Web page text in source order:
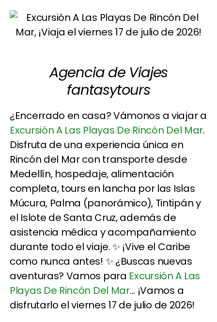
Agencia de Viajes
fantasytours
¿Encerrado en casa? Vámonos a viajar a
Excursión A Las Playas De Rincón Del Mar.
Disfruta de una experiencia única en
Rincón del Mar con transporte desde
Medellín, hospedaje, alimentación
completa, tours en lancha por las Islas
Múcura, Palma (panorámico), Tintipán y
el Islote de Santa Cruz, además de
asistencia médica y acompañamiento
durante todo el viaje. ✨ ¡Vive el Caribe
como nunca antes! ✨ ¿Buscas nuevas
aventuras? Vamos para Excursión A Las
Playas De Rincón Del Mar... ¡Vamos a
disfrutarlo el viernes 17 de julio de 2026!